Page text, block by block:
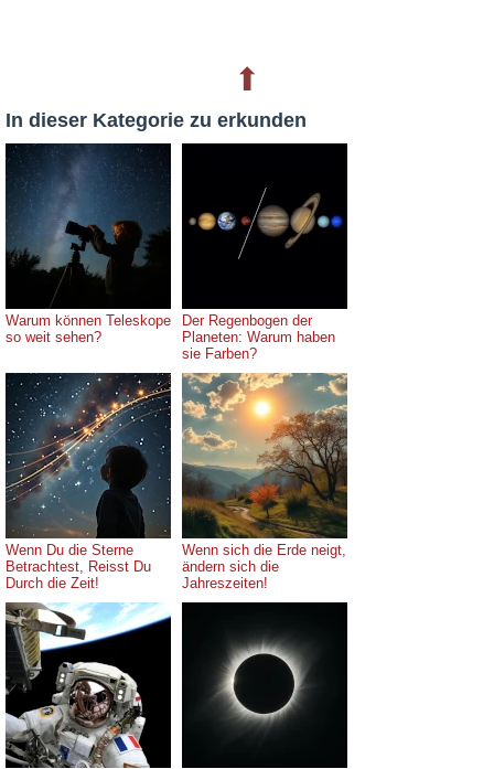
⬆
In dieser Kategorie zu erkunden
Warum können Teleskope
so weit sehen?
Der Regenbogen der
Planeten: Warum haben
sie Farben?
Wenn Du die Sterne
Betrachtest, Reisst Du
Durch die Zeit!
Wenn sich die Erde neigt,
ändern sich die
Jahreszeiten!